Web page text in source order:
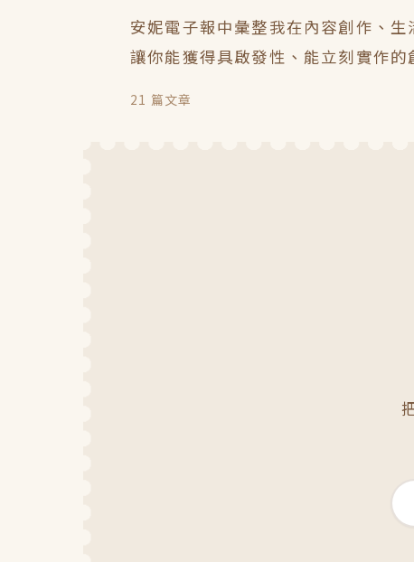
安妮電子報中彙整我在內容創作、
讓你能獲得具啟發性、能立刻實作的
21 篇文章